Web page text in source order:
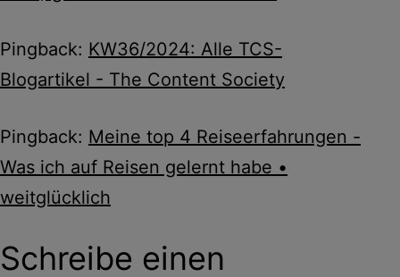
Pingback: KW36/2024: Alle TCS-
Blogartikel - The Content Society
Pingback: Meine top 4 Reiseerfahrungen -
Was ich auf Reisen gelernt habe •
weitglücklich
Schreibe einen